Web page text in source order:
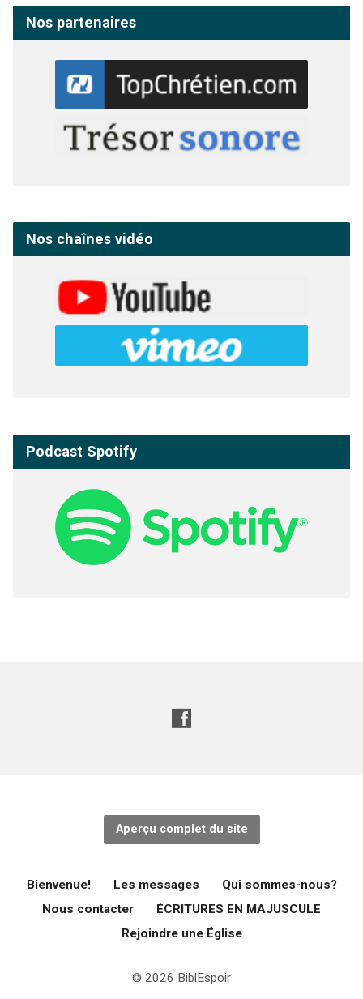
Nos partenaires
Nos chaînes vidéo
Podcast Spotify
Aperçu complet du site
Bienvenue! Les messages
Qui sommes-nous?
Nous contacter
ÉCRITURES EN MAJUSCULE
Rejoindre une Église
© 2026 BiblEspoir